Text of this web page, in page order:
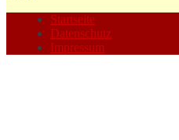
Startseite
Datenschutz
Impressum